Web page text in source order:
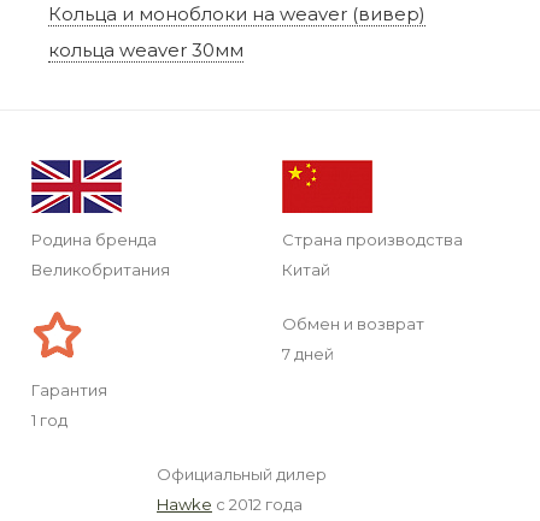
Кольца и моноблоки на weaver (вивер)
кольца weaver 30мм
Родина бренда
Великобритания
Страна производства
Китай
Гарантия
1 год
Обмен и возврат
7 дней
Официальный дилер
Hawke с 2012 года